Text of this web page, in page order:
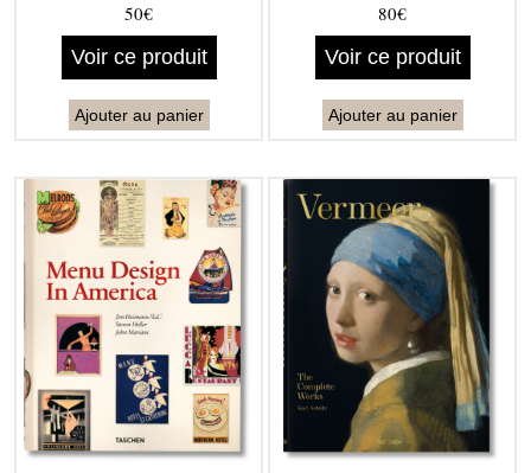
50€
Voir ce produit
Ajouter au panier
80€
Voir ce produit
Ajouter au panier